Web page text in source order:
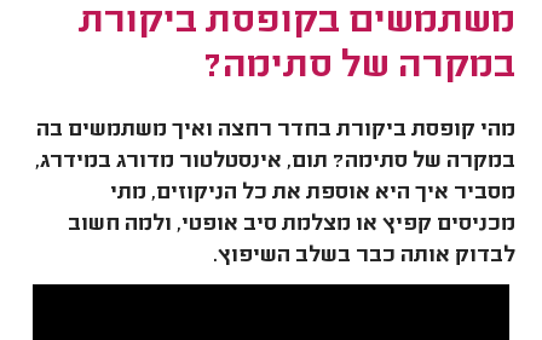
משתמשים בקופסת ביקורת
במקרה של סתימה?
מהי קופסת ביקורת בחדר רחצה ואיך משתמשים בה
במקרה של סתימה? תום, אינסטלטור מדורג במידרג,
מסביר איך היא אוספת את כל הניקוזים, מתי
מכניסים קפיץ או מצלמת סיב אופטי, ולמה חשוב
לבדוק אותה כבר בשלב השיפוץ.